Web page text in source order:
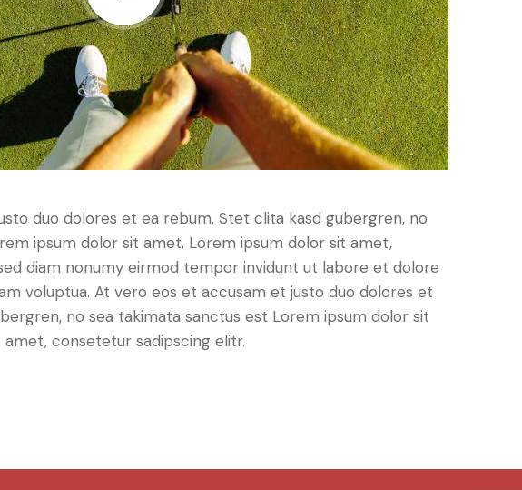
duo dolores et ea rebum. Stet clita kasd gubergren, no
ipsum dolor sit amet. Lorem ipsum dolor sit amet,
diam nonumy eirmod tempor invidunt ut labore et dolore
voluptua. At vero eos et accusam et justo duo dolores et
no sea takimata sanctus est Lorem ipsum dolor sit
consetetur sadipscing elitr.